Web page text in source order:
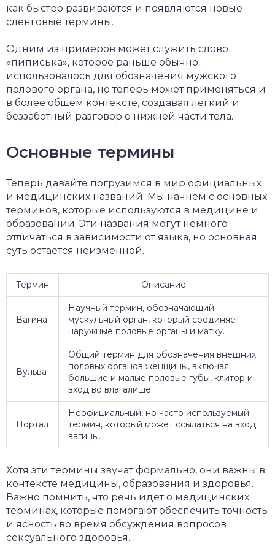
как быстро развиваются и появляются новые
сленговые термины.
Одним из примеров может служить слово
«пиписька», которое раньше обычно
использовалось для обозначения мужского
полового органа, но теперь может применяться и
в более общем контексте, создавая легкий и
беззаботный разговор о нижней части тела.
Основные термины
Теперь давайте погрузимся в мир официальных
и медицинских названий. Мы начнем с основных
терминов, которые используются в медицине и
образовании. Эти названия могут немного
отличаться в зависимости от языка, но основная
суть остается неизменной.
Термин Описание
Вагина
Научный термин, обозначающий
мускульный орган, который соединяет
наружные половые органы и матку.
Вульва
Общий термин для обозначения внешних
половых органов женщины, включая
большие и малые половые губы, клитор и
вход во влагалище.
Портал
Неофициальный, но часто используемый
термин, который может ссылаться на вход
вагины.
Хотя эти термины звучат формально, они важны в
контексте медицины, образования и здоровья.
Важно помнить, что речь идет о медицинских
терминах, которые помогают обеспечить точность
и ясность во время обсуждения вопросов
сексуального здоровья.